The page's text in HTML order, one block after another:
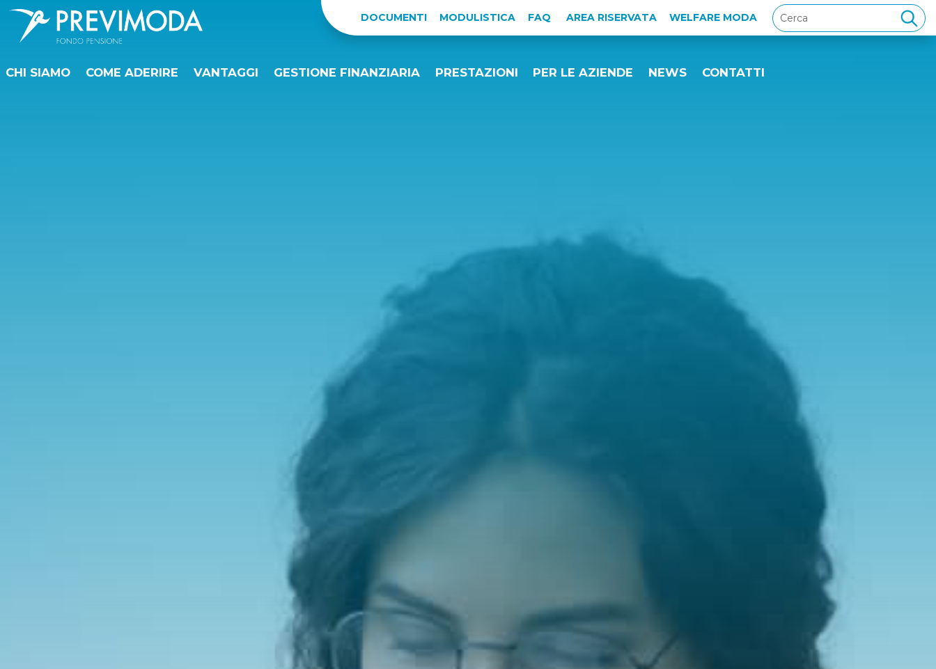
DOCUMENTI MODULISTICA FAQ AREA RISERVATA WELFARE MODA
CHI SIAMO COME ADERIRE VANTAGGI GESTIONE FINANZIARIA PRESTAZIONI PER LE AZIENDE NEWS CONTATTI